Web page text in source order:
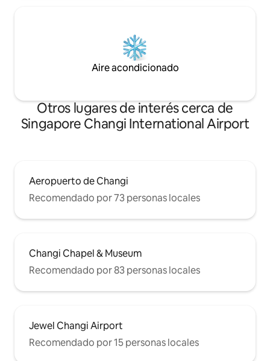
Aire acondicionado
Otros lugares de interés cerca de
Singapore Changi International Airport
Aeropuerto de Changi
Recomendado por 73 personas locales
Changi Chapel & Museum
Recomendado por 83 personas locales
Jewel Changi Airport
Recomendado por 15 personas locales